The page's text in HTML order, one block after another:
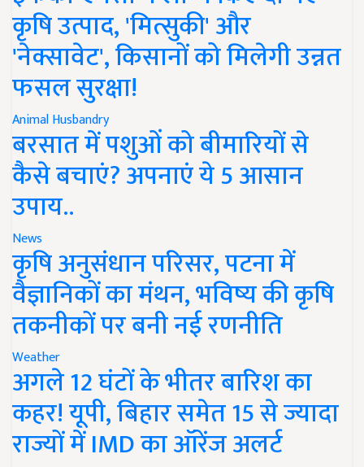
कृषि उत्पाद, 'मित्सुकी' और
'नेक्सावेट', किसानों को मिलेगी उन्नत
फसल सुरक्षा!
Animal Husbandry
बरसात में पशुओं को बीमारियों से
कैसे बचाएं? अपनाएं ये 5 आसान
उपाय..
News
कृषि अनुसंधान परिसर, पटना में
वैज्ञानिकों का मंथन, भविष्य की कृषि
तकनीकों पर बनी नई रणनीति
Weather
अगले 12 घंटों के भीतर बारिश का
कहर! यूपी, बिहार समेत 15 से ज्यादा
राज्यों में IMD का ऑरेंज अलर्ट